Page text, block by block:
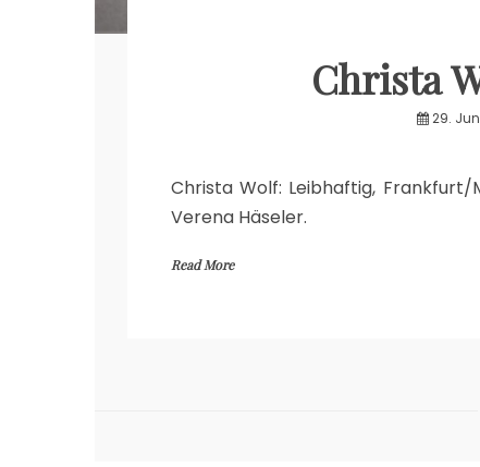
Christa
29.
Christa Wolf: Leibhaftig, Frankfurt/
Verena Häseler.
Read More